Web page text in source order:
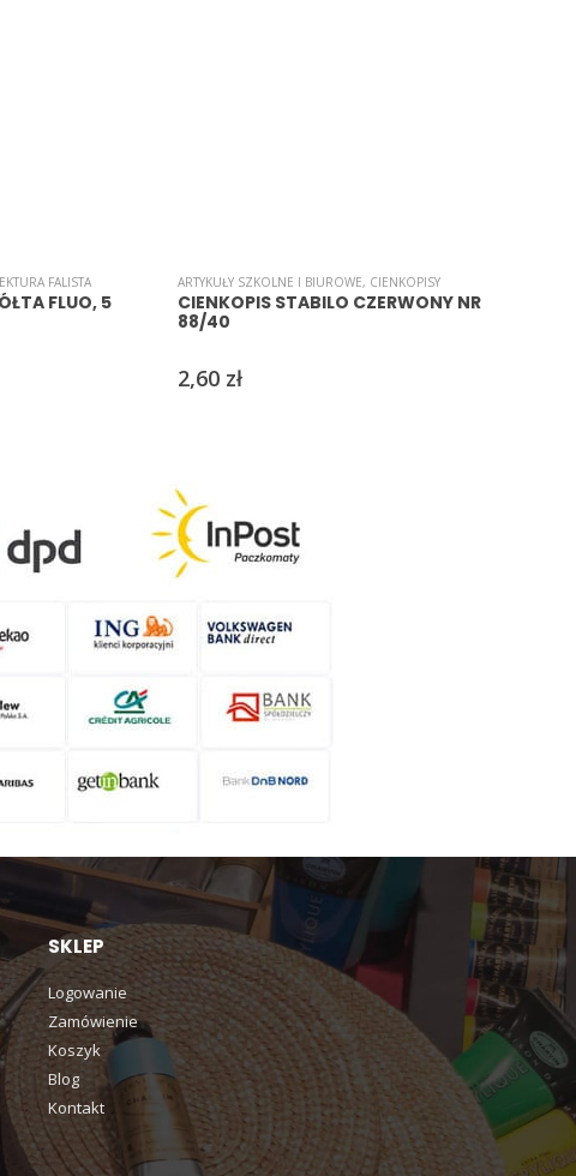
FALISTA
FLUO, 5
ARTYKUŁY SZKOLNE I BIUROWE, CIENKOPISY
CIENKOPIS STABILO CZERWONY NR
88/40
2,60 zł
SKLEP
Logowanie
Zamówienie
Koszyk
Blog
Kontakt